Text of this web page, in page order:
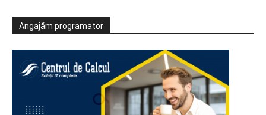
Angajăm programator